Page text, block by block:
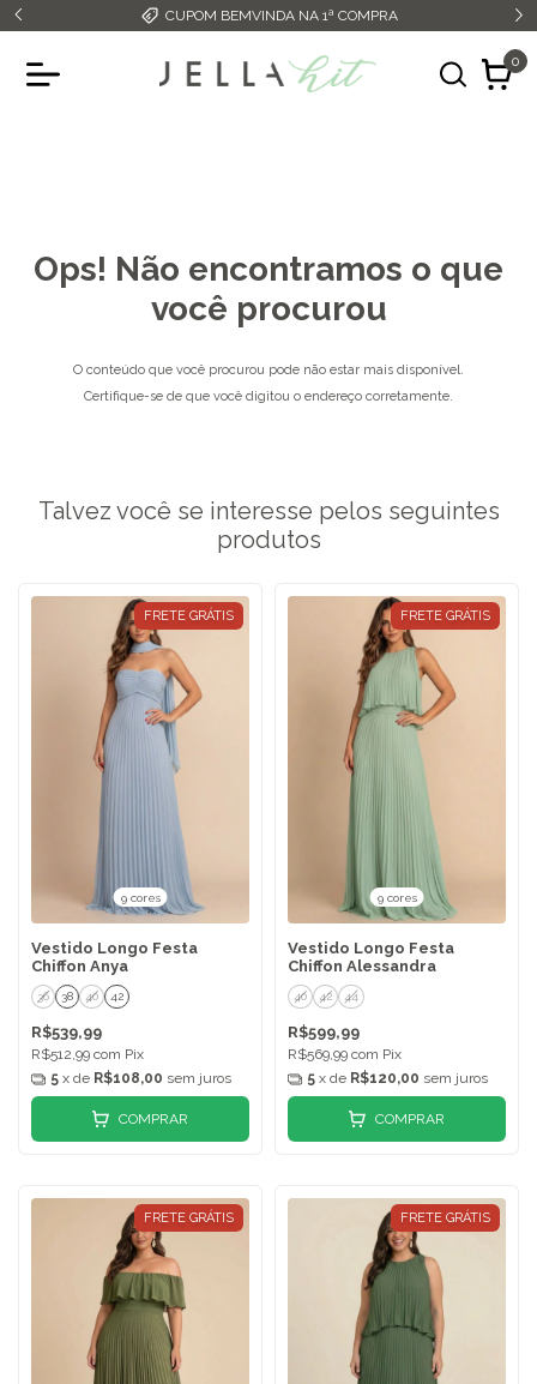
CUPOM BEMVINDA NA 1ª COMPRA
0
Ops! Não encontramos o que
você procurou
O conteúdo que você procurou pode não estar mais disponível.
Certifique-se de que você digitou o endereço corretamente.
Talvez você se interesse pelos seguintes
produtos
FRETE GRÁTIS
9 cores
Vestido Longo Festa
Chiffon Anya
36 38 40 42
R$539,99
R$512,99 com Pix
5 x de R$108,00 sem juros
COMPRAR
FRETE GRÁTIS
9 cores
Vestido Longo Festa
Chiffon Alessandra
40 42 44
R$599,99
R$569,99 com Pix
5 x de R$120,00 sem juros
COMPRAR
FRETE GRÁTIS FRETE GRÁTIS